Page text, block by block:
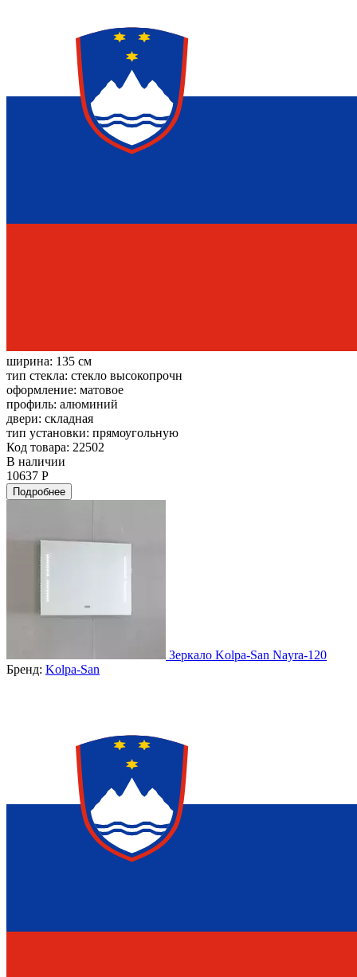
ширина: 135 см
тип стекла: стекло высокопрочн
оформление: матовое
профиль: алюминий
двери: складная
тип установки: прямоугольную
Код товара: 22502
В наличии
10637 Р
Подробнее
Зеркало Kolpa-San Nayra-120
Бренд: Kolpa-San